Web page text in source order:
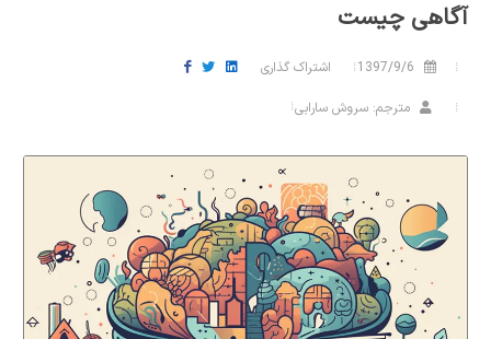
آگاهی چیست
اشتراک گذاری
مترجم: سروش سارابی